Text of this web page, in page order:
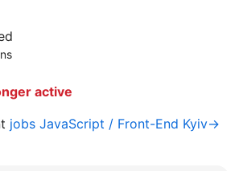
active
jobs JavaScript / Front-End Kyiv→